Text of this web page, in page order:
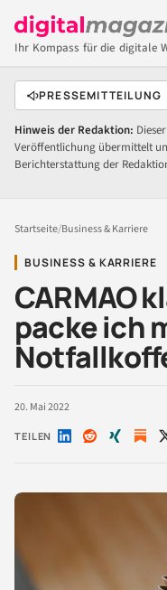
Ihr Kompass für die digitale
PRESSEMITTEILUNG
Hinweis der Redaktion:
Veröffentlichung übermittelt
Berichterstattung der
Startseite/Business & Karriere
BUSINESS & KARRIERE
CARMAO
packe ich
20. Mai 2022
TEILEN Auf Auf Auf